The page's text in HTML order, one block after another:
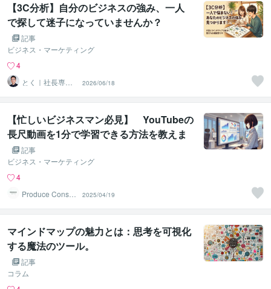
【3C分析】自分のビジネスの強み、一人
で探して迷子になっていませんか？
記事
ビジネス・マーケティング
4
とく｜社長専属
の壁打ち相手｜
直感を戦略へ
2026/06/18
【忙しいビジネスマン必見】 YouTubeの
長尺動画を1分で学習できる方法を教えま
す 記事
ビジネス・マーケティング
4
Produce Consult
2025/04/19
マインドマップの魅力とは：思考を可視化
する魔法のツール。
記事
コラム